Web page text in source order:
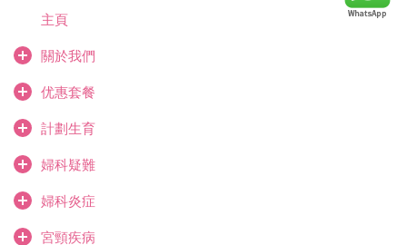
主頁
關於我們
优惠套餐
計劃生育
婦科疑難
婦科炎症
宮頸疾病